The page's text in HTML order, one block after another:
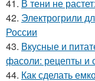
41. В тени не
42. Электрогрили
России
43. Вкусные и
фасоли: рецепты и
44. Как сделать